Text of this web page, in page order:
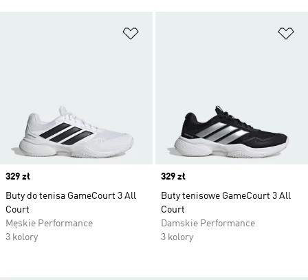
Price
329 zł
Buty do tenisa GameCourt 3 All
Court
Męskie Performance
3 kolory
Price
329 zł
Buty tenisowe GameCourt 3 All
Court
Damskie Performance
3 kolory